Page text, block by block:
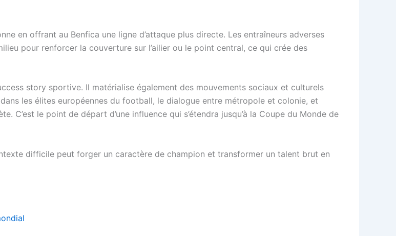
en offrant au Benfica une ligne d’attaque plus directe. Les entraîneurs adverses
pour renforcer la couverture sur l’ailier ou le point central, ce qui crée des
story sportive. Il matérialise également des mouvements sociaux et culturels
les élites européennes du football, le dialogue entre métropole et colonie, et
C’est le point de départ d’une influence qui s’étendra jusqu’à la Coupe du Monde de
difficile peut forger un caractère de champion et transformer un talent brut en